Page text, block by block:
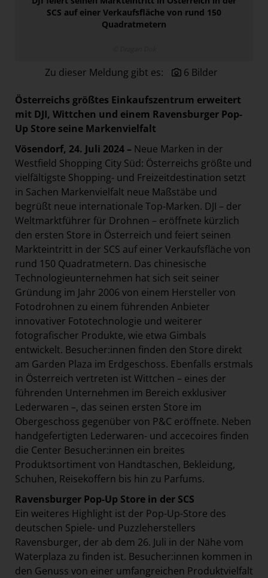
Paradies Garten
Swiss Life Select
The Hoxton
Unibail-Rodamco-Westfield
Vöslauer
NMK
MEDIA
KONTAKT
SCS auf einer Verkaufsfläche von rund 150
Quadratmetern
Zu dieser Meldung gibt es: 6 Bilder
Österreichs größtes Einkaufszentrum erweitert
mit DJI, Wittchen und einem Ravensburger Pop-
Up Store seine Markenvielfalt
Vösendorf, 24. Juli 2024 – Neue Marken in der
Westfield Shopping City Süd: Österreichs größte und
vielfältigste Shopping- und Freizeitdestination setzt
in Sachen Markenvielfalt neue Maßstäbe und
begrüßt neue internationale Top-Marken. DJI – der
Weltmarktführer für Drohnen – eröffnete kürzlich
den ersten Store in Österreich und feiert seinen
Markteintritt in der SCS auf einer Verkaufsfläche von
rund 150 Quadratmetern. Das chinesische
Technologieunternehmen hat sich seit seiner
Gründung im Jahr 2006 von einem Hersteller von
Fotodrohnen zu einem führenden Anbieter
innovativer Fototechnologie und weiterer
fotografischer Produkte, wie etwa Gimbals
entwickelt. Besucher:innen finden den Store direkt
am Garden Plaza im Erdgeschoss. Ebenfalls erstmals
in Österreich vertreten ist Wittchen – eines der
führenden Unternehmen im Bereich exklusiver
Lederwaren –, das seinen ersten Store im
Obergeschoss gegenüber von P&C eröffnete. Neben
handgefertigten Lederwaren- und accecoires finden
die Center Besucher:innen ein breites
Produktsortiment von Handtaschen, Bekleidung,
Schuhen, Reisekoffern bis hin zu Parfums.
Ravensburger Pop-Up Store in der SCS
Ein weiteres Highlight ist der Pop-Up-Store des
deutschen Spiele- und Puzzleherstellers
Ravensburger, der ab dem 26. Juli in der Nähe vom
Waterplaza zu finden ist. Besucher:innen kommen in
den Genuss von einer umfangreichen Produktvielfalt